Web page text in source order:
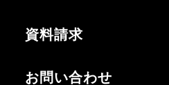
資料請求
お問い合わせ